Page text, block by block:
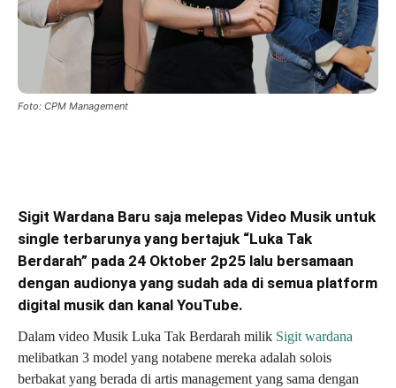
Foto: CPM Management
Sigit Wardana Baru saja melepas Video Musik untuk
single terbarunya yang bertajuk “Luka Tak
Berdarah” pada 24 Oktober 2p25 lalu bersamaan
dengan audionya yang sudah ada di semua platform
digital musik dan kanal YouTube.
Dalam video Musik Luka Tak Berdarah milik Sigit wardana
melibatkan 3 model yang notabene mereka adalah solois
berbakat yang berada di artis management yang sama dengan